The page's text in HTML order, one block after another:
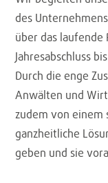
des
über das laufende
Jahresabschluss
Durch die enge
Anwälten und
zudem von einem
ganzheitliche
geben und sie